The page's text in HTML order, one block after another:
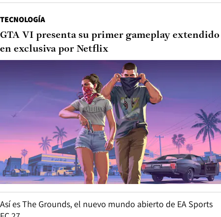
TECNOLOGÍA
GTA VI presenta su primer gameplay extendido
en exclusiva por Netflix
Así es The Grounds, el nuevo mundo abierto de EA Sports